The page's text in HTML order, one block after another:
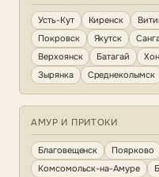
Усть-Кут Киренск
Покровск
Якутск
Верхоянск
Батагай
Зырянка
Среднеколымск
АМУР И ПРИТОКИ
Благовещенск Поярково
Комсомольск-на-Амуре